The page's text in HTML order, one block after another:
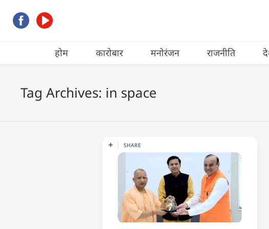
होम कारोबार मनोरंजन राजनीति
Tag Archives: in space
SHARE